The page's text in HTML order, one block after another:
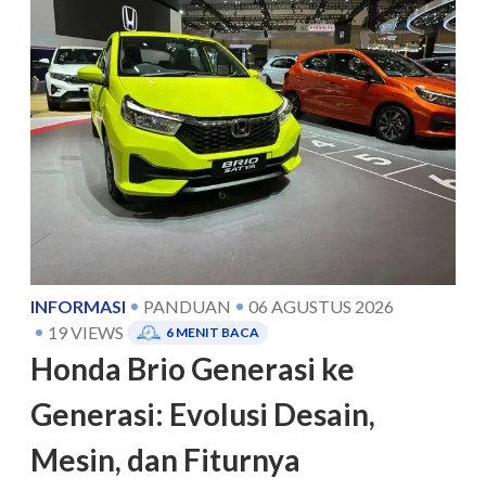
INFORMASI PANDUAN
06 AGUSTUS 2026
19VIEWS 6 MENIT BACA
Honda Brio Generasi ke
Generasi: Evolusi Desain,
Mesin, dan Fiturnya